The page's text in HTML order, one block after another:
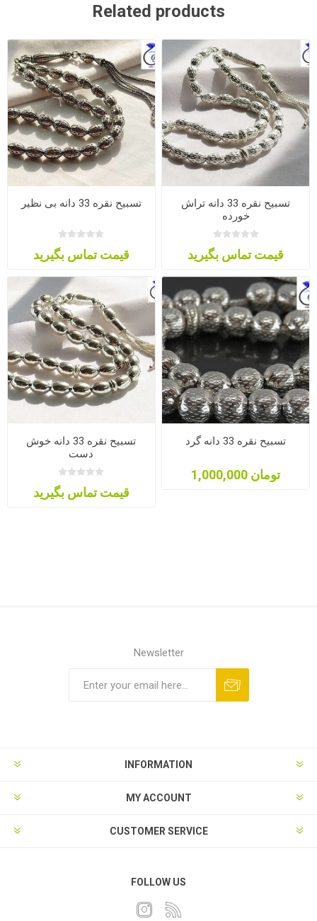
Related products
تسبیح نقره 33 دانه بی نظیر
قیمت تماس بگیرید
تسبیح نقره 33 دانه تراش
خورده
قیمت تماس بگیرید
تسبیح نقره 33 دانه خوش
دست
قیمت تماس بگیرید
تسبیح نقره 33 دانه گرد
1,000,000 تومان
Newsletter
INFORMATION
MY ACCOUNT
CUSTOMER SERVICE
FOLLOW US